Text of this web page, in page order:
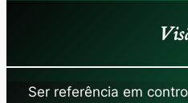
Ser referência em